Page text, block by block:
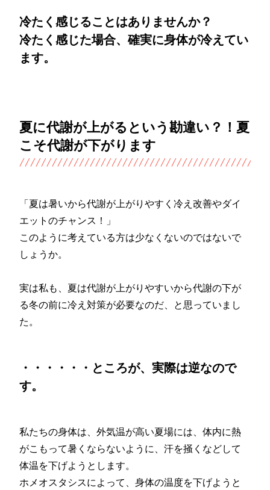
冷たく感じることはありませんか？
冷たく感じた場合、確実に身体が冷えてい
ます。
夏に代謝が上がるという勘違い？！夏
こそ代謝が下がります
「夏は暑いから代謝が上がりやすく冷え改善やダイ
エットのチャンス！」
このように考えている方は少なくないのではないで
しょうか。
実は私も、夏は代謝が上がりやすいから代謝の下が
る冬の前に冷え対策が必要なのだ、と思っていまし
た。
・・・・・・ところが、実際は逆なので
す。
私たちの身体は、外気温が高い夏場には、体内に熱
がこもって暑くならないように、汗を掻くなどして
体温を下げようとします。
ホメオスタシスによって、身体の温度を下げようと